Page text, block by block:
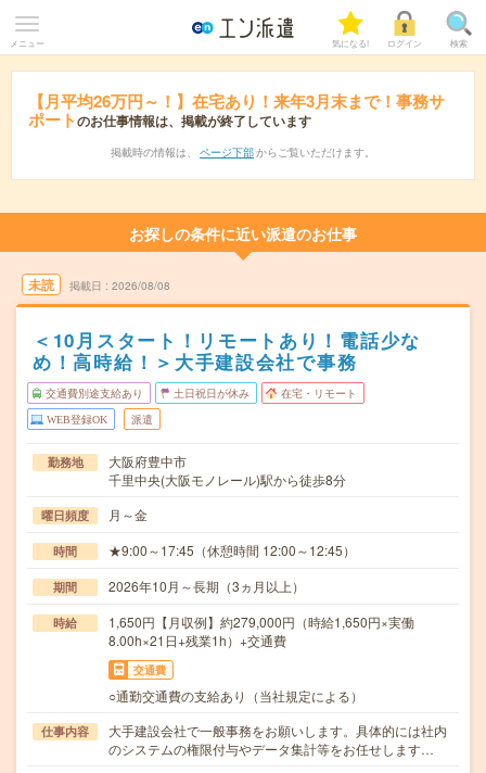
メニュー 気になる! ログイン 検索
【月平均26万円～！】在宅あり！来年3月末まで！事務サ
ポートのお仕事情報は、掲載が終了しています
掲載時の情報は、 ページ下部 からご覧いただけます。
お探しの条件に近い派遣のお仕事
未読 掲載日 2026/08/08
＜10月スタート！リモートあり！電話少な
め！高時給！＞大手建設会社で事務
交通費別途支給あり 土日祝日が休み 在宅・リモート
WEB登録OK 派遣
勤務地
大阪府豊中市
千里中央(大阪モノレール)駅から徒歩8分
曜日頻度 月～金
時間 ★9:00～17:45（休憩時間 12:00～12:45）
期間 2026年10月～長期（3ヵ月以上）
時給
1,650円【月収例】約279,000円（時給1,650円×実働
8.00h×21日+残業1h）+交通費
交通費
○通勤交通費の支給あり（当社規定による）
仕事内容
大手建設会社で一般事務をお願いします。具体的には社内
のシステムの権限付与やデータ集計等をお任せします…